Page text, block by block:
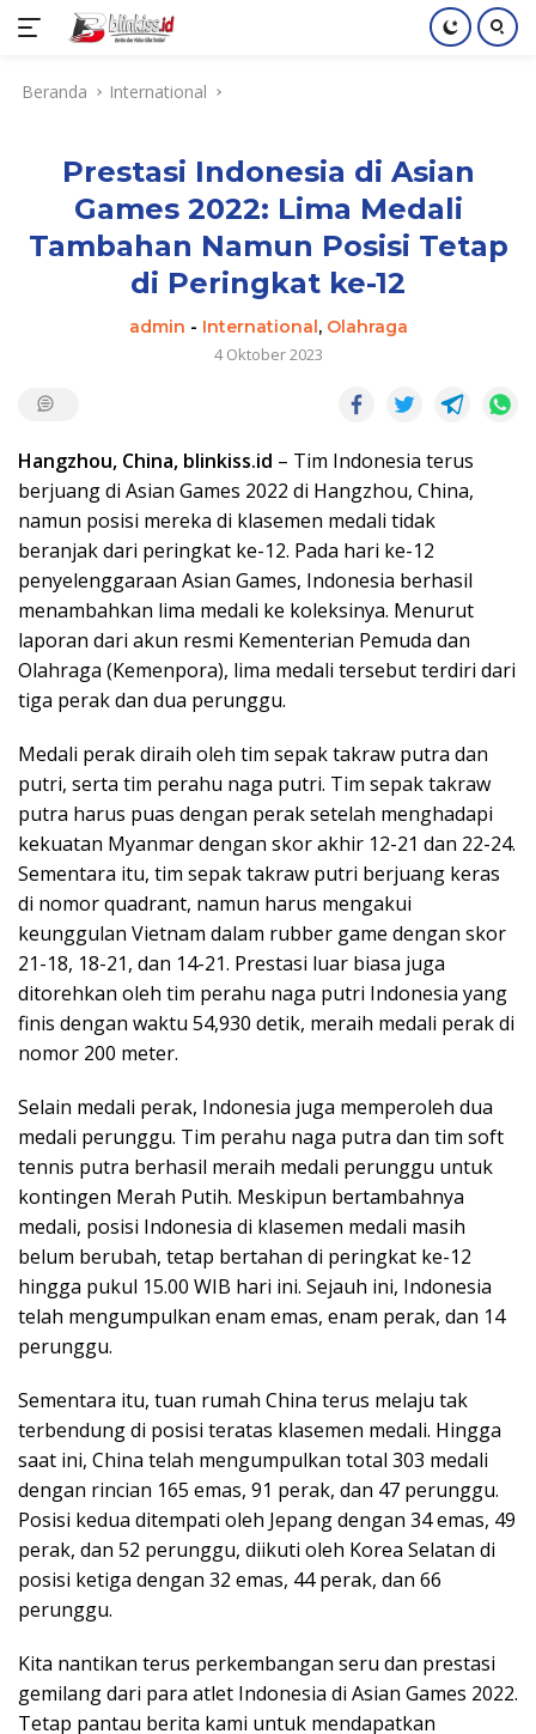
Beranda International
Prestasi Indonesia di Asian
Games 2022: Lima Medali
Tambahan Namun Posisi Tetap
di Peringkat ke-12
admin - International, Olahraga
4 Oktober 2023
Hangzhou, China, blinkiss.id – Tim Indonesia terus
berjuang di Asian Games 2022 di Hangzhou, China,
namun posisi mereka di klasemen medali tidak
beranjak dari peringkat ke-12. Pada hari ke-12
penyelenggaraan Asian Games, Indonesia berhasil
menambahkan lima medali ke koleksinya. Menurut
laporan dari akun resmi Kementerian Pemuda dan
Olahraga (Kemenpora), lima medali tersebut terdiri dari
tiga perak dan dua perunggu.
Medali perak diraih oleh tim sepak takraw putra dan
putri, serta tim perahu naga putri. Tim sepak takraw
putra harus puas dengan perak setelah menghadapi
kekuatan Myanmar dengan skor akhir 12-21 dan 22-24.
Sementara itu, tim sepak takraw putri berjuang keras
di nomor quadrant, namun harus mengakui
keunggulan Vietnam dalam rubber game dengan skor
21-18, 18-21, dan 14-21. Prestasi luar biasa juga
ditorehkan oleh tim perahu naga putri Indonesia yang
finis dengan waktu 54,930 detik, meraih medali perak di
nomor 200 meter.
Selain medali perak, Indonesia juga memperoleh dua
medali perunggu. Tim perahu naga putra dan tim soft
tennis putra berhasil meraih medali perunggu untuk
kontingen Merah Putih. Meskipun bertambahnya
medali, posisi Indonesia di klasemen medali masih
belum berubah, tetap bertahan di peringkat ke-12
hingga pukul 15.00 WIB hari ini. Sejauh ini, Indonesia
telah mengumpulkan enam emas, enam perak, dan 14
perunggu.
Sementara itu, tuan rumah China terus melaju tak
terbendung di posisi teratas klasemen medali. Hingga
saat ini, China telah mengumpulkan total 303 medali
dengan rincian 165 emas, 91 perak, dan 47 perunggu.
Posisi kedua ditempati oleh Jepang dengan 34 emas, 49
perak, dan 52 perunggu, diikuti oleh Korea Selatan di
posisi ketiga dengan 32 emas, 44 perak, dan 66
perunggu.
Kita nantikan terus perkembangan seru dan prestasi
gemilang dari para atlet Indonesia di Asian Games 2022.
Tetap pantau berita kami untuk mendapatkan